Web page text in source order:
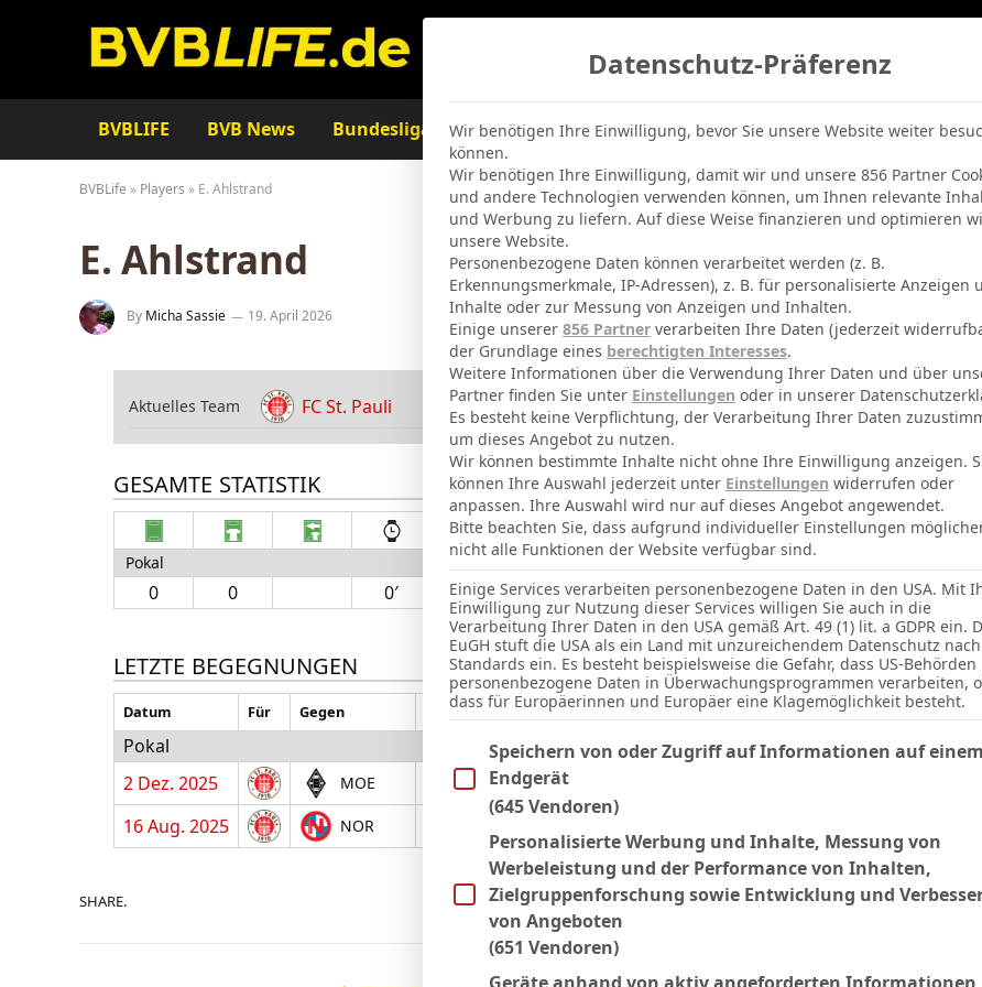
BVBLIFE BVB News Bundesliga Tabelle Champions League BVB-Netradio
BVBLife » Players » E. Ahlstrand
E. Ahlstrand
By Micha Sassie 19. April 2026
Aktuelles Team FC St. Pauli
GESAMTE STATISTIK
Pokal
0 0 0′
LETZTE BEGEGNUNGEN
Datum Für Gegen H/A Ergebnis
Pokal
2 Dez. 2025
MOE A S
1:2
16 Aug. 2025
NOR
SHARE.
Facebook Twitter
Datenschutz-Präferenz
Wir benötigen Ihre Einwilligung, bevor Sie unsere Website weiter
können.
Wir benötigen Ihre Einwilligung, damit wir und unsere 856 Partner
und andere Technologien verwenden können, um Ihnen relevante
und Werbung zu liefern. Auf diese Weise finanzieren und optimieren
unsere Website.
Personenbezogene Daten können verarbeitet werden (z. B.
Erkennungsmerkmale, IP-Adressen), z. B. für personalisierte Anzeigen
Inhalte oder zur Messung von Anzeigen und Inhalten.
Einige unserer 856 Partner verarbeiten Ihre Daten (jederzeit
der Grundlage eines berechtigten Interesses.
Weitere Informationen über die Verwendung Ihrer Daten und über
Partner finden Sie unter Einstellungen oder in unserer
Es besteht keine Verpflichtung, der Verarbeitung Ihrer Daten
um dieses Angebot zu nutzen.
Wir können bestimmte Inhalte nicht ohne Ihre Einwilligung anzeigen.
können Ihre Auswahl jederzeit unter Einstellungen widerrufen oder
anpassen. Ihre Auswahl wird nur auf dieses Angebot angewendet.
Bitte beachten Sie, dass aufgrund individueller Einstellungen
nicht alle Funktionen der Website verfügbar sind.
Einige Services verarbeiten personenbezogene Daten in den USA. Mit
Einwilligung zur Nutzung dieser Services willigen Sie auch in die
Verarbeitung Ihrer Daten in den USA gemäß Art. 49 (1) lit. a GDPR ein.
EuGH stuft die USA als ein Land mit unzureichendem Datenschutz nach
Standards ein. Es besteht beispielsweise die Gefahr, dass US-Behörden
personenbezogene Daten in Überwachungsprogrammen verarbeiten,
dass für Europäerinnen und Europäer eine Klagemöglichkeit besteht.
Im Folgenden finden Sie eine Liste der Zwecke des IAB
Speichern von oder Zugriff auf Informationen auf einem
Endgerät
(645 Vendoren)
Personalisierte Werbung und Inhalte, Messung von
Werbeleistung und der Performance von Inhalten,
Zielgruppenforschung sowie Entwicklung und
von Angeboten
(651 Vendoren)